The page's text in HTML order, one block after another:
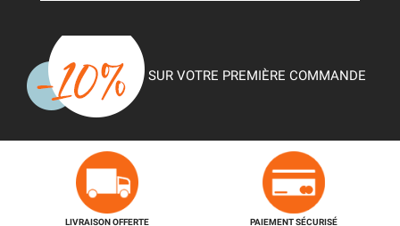
SUR VOTRE PREMIÈRE COMMANDE
LIVRAISON OFFERTE
PAIEMENT SÉCURISÉ